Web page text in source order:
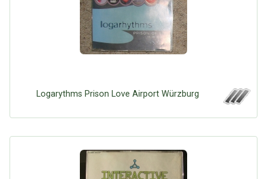
Logarythms Prison Love Airport Würzburg